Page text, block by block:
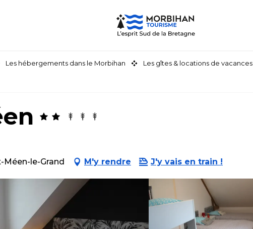
Les hébergements dans le Morbihan Les gîtes & locations de vacances
Méen-le-Grand M'y rendre J'y vais en train !